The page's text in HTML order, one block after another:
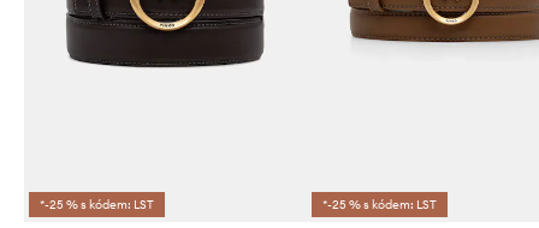
*-25 % s kódem: LST *-25 % s kódem: LST